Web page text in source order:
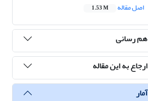
اصل مقاله
1.53 M
هم رسانی
ارجاع به این مقاله
آمار